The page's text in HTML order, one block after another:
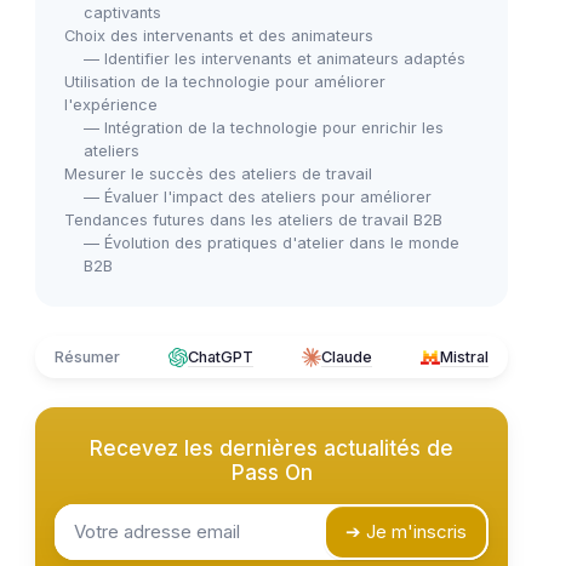
captivants
Choix des intervenants et des animateurs
— Identifier les intervenants et animateurs adaptés
Utilisation de la technologie pour améliorer
l'expérience
— Intégration de la technologie pour enrichir les
ateliers
Mesurer le succès des ateliers de travail
— Évaluer l'impact des ateliers pour améliorer
Tendances futures dans les ateliers de travail B2B
— Évolution des pratiques d'atelier dans le monde
B2B
Résumer ChatGPT Claude Mistral
Recevez les dernières actualités de
Pass On
➔ Je m'inscris